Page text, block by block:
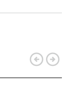
arrow_circle_leftarrow_circle_right